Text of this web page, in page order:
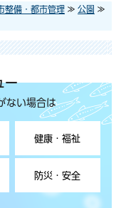
整備・都市管理 ≫ 公園 ≫
ー
ない場合は
健康・福祉
防災・安全